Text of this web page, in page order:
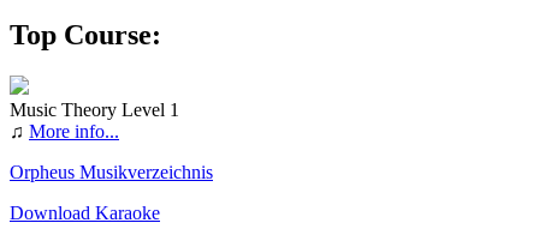
Top Course:
Music Theory Level 1
♫ More info...
Orpheus Musikverzeichnis
Download Karaoke